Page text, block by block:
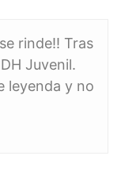
rinde!! Tras
Juvenil.
leyenda y no